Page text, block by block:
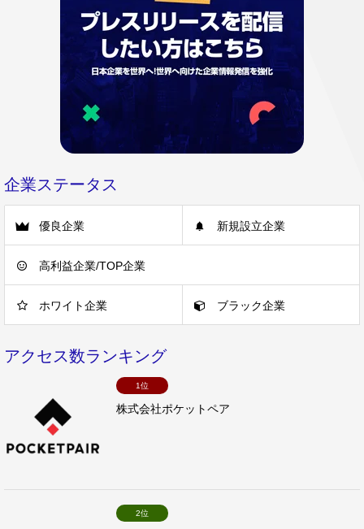
企業ステータス
優良企業 新規設立企業
高利益企業/TOP企業
ホワイト企業 ブラック企業
アクセス数ランキング
1位
株式会社ポケットペア
2位